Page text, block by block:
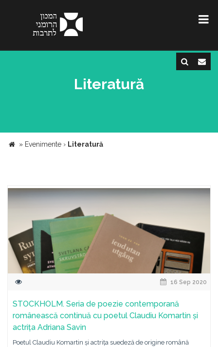
Literatură
» Evenimente › Literatură
16 Sep 2020
STOCKHOLM. Seria de poezie contemporană
românească continuă cu poetul Claudiu Komartin și
actrița Adriana Savin
Poetul Claudiu Komartin și actrița suedeză de origine română